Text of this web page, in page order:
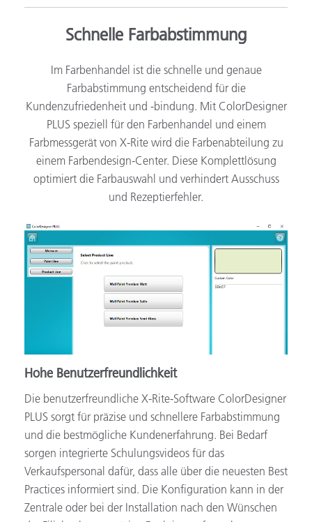
Schnelle Farbabstimmung
Im Farbenhandel ist die schnelle und genaue
Farbabstimmung entscheidend für die
Kundenzufriedenheit und -bindung. Mit ColorDesigner
PLUS speziell für den Farbenhandel und einem
Farbmessgerät von X-Rite wird die Farbenabteilung zu
einem Farbendesign-Center. Diese Komplettlösung
optimiert die Farbauswahl und verhindert Ausschuss
und Rezeptierfehler.
Hohe Benutzerfreundlichkeit
Die benutzerfreundliche X-Rite-Software ColorDesigner
PLUS sorgt für präzise und schnellere Farbabstimmung
und die bestmögliche Kundenerfahrung. Bei Bedarf
sorgen integrierte Schulungsvideos für das
Verkaufspersonal dafür, dass alle über die neuesten Best
Practices informiert sind. Die Konfiguration kann in der
Zentrale oder bei der Installation nach den Wünschen